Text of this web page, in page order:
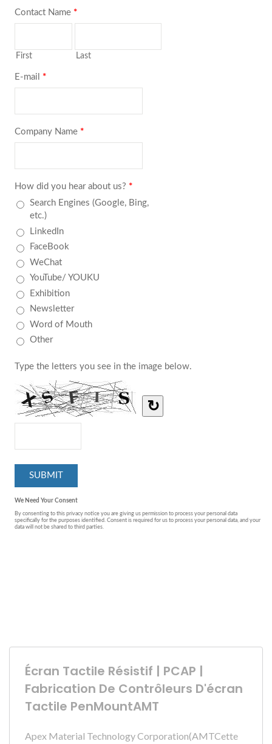
Écran Tactile Résistif | PCAP |
Fabrication De Contrôleurs D'écran
Tactile PenMountAMT
Apex Material Technology Corporation(AMTCette